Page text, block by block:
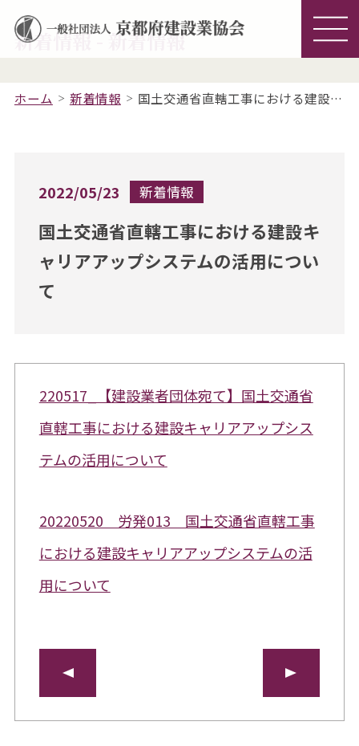
新着情報 - 新着情報
ホーム 新着情報 国土交通省直轄工事における建設キャリアアップシステムの活用について
2022/05/23 新着情報
国土交通省直轄工事における建設キ
ャリアアップシステムの活用につい
て
220517_【建設業者団体宛て】国土交通省
直轄工事における建設キャリアアップシス
テムの活用について
20220520 労発013 国土交通省直轄工事
における建設キャリアアップシステムの活
用について